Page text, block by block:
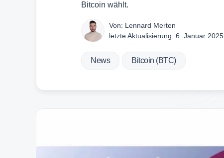
Bitcoin wählt.
Von: Lennard Merten
letzte Aktualisierung: 6. Januar 2025
News Bitcoin (BTC)